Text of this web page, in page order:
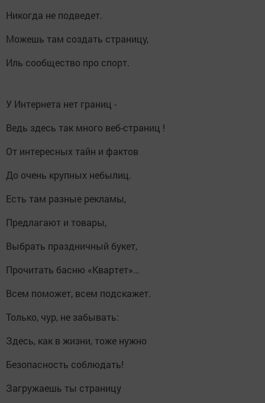
Никогда не подведет.
Можешь там создать страницу,
Иль сообщество про спорт.
У Интернета нет границ -
Ведь здесь так много веб-страниц !
От интересных тайн и фактов
До очень крупных небылиц.
Есть там разные рекламы,
Предлагают и товары,
Выбрать праздничный букет,
Прочитать басню «Квартет»…
Всем поможет, всем подскажет.
Только, чур, не забывать:
Здесь, как в жизни, тоже нужно
Безопасность соблюдать!
Загружаешь ты страницу